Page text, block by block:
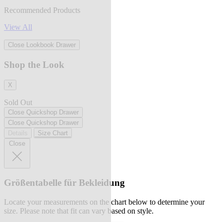
Recommended Products
View All
Close Lookbook Drawer
Shop the Look
X
Sold Out
Close Quickshop Drawer
Close Quickshop Drawer
Size Chart
Close
Größentabelle für Bekleidung
Locate your measurements on the chart below to determine your
size. Please note that fit can vary based on style.